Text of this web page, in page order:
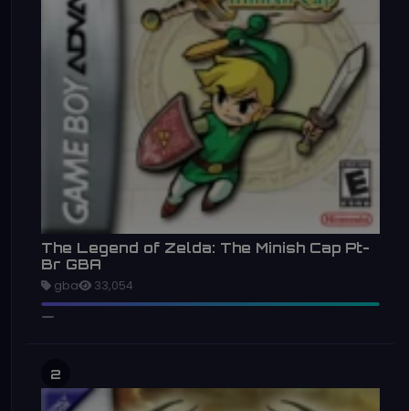
The Legend of Zelda: The Minish Cap Pt-
Br GBA
gba 33,054
2